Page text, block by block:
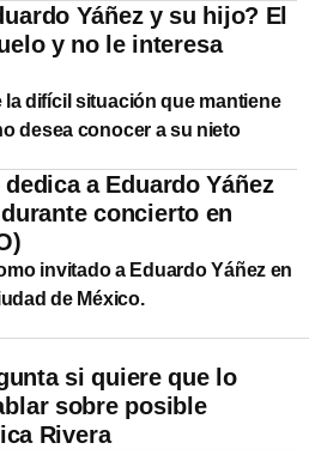
Yáñez y su hijo? El
y no le interesa
la difícil situación que mantiene
desea conocer a su nieto
a Eduardo Yáñez
concierto en
invitado a Eduardo Yáñez en
de México.
si quiere que lo
sobre posible
Rivera